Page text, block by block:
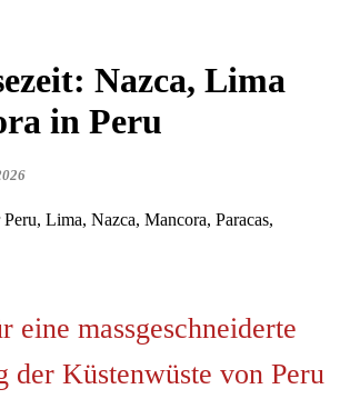
Nazca, Lima
in Peru
eine massgeschneiderte
der Küstenwüste von Peru